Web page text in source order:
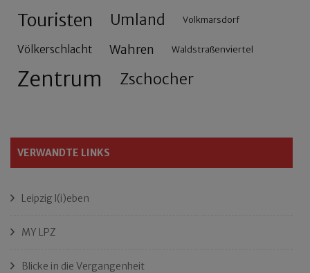
Touristen Umland Volkmarsdorf
Völkerschlacht Wahren Waldstraßenviertel
Zentrum Zschocher
VERWANDTE LINKS
Leipzig l(i)eben
MY LPZ
Blicke in die Vergangenheit